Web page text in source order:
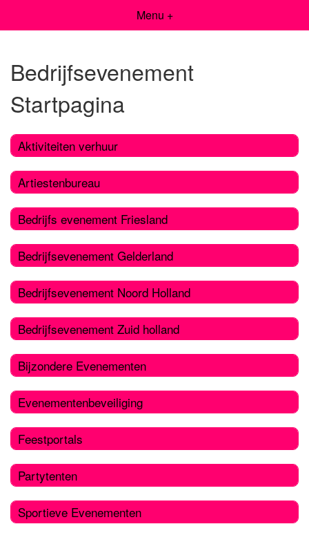
Menu +
Bedrijfsevenement
Startpagina
Aktiviteiten verhuur
Artiestenbureau
Bedrijfs evenement Friesland
Bedrijfsevenement Gelderland
Bedrijfsevenement Noord Holland
Bedrijfsevenement Zuid holland
Bijzondere Evenementen
Evenementenbeveiliging
Feestportals
Partytenten
Sportieve Evenementen